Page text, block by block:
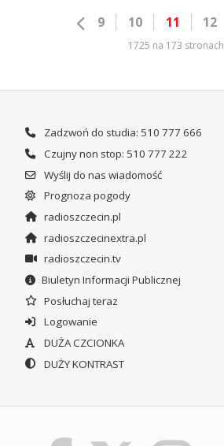
9 10 11 12
1725 na 173 stronach
Zadzwoń do studia: 510 777 666
Czujny non stop: 510 777 222
Wyślij do nas wiadomość
Prognoza pogody
radioszczecin.pl
radioszczecinextra.pl
radioszczecin.tv
Biuletyn Informacji Publicznej
Posłuchaj teraz
Logowanie
DUŻA CZCIONKA
DUŻY KONTRAST